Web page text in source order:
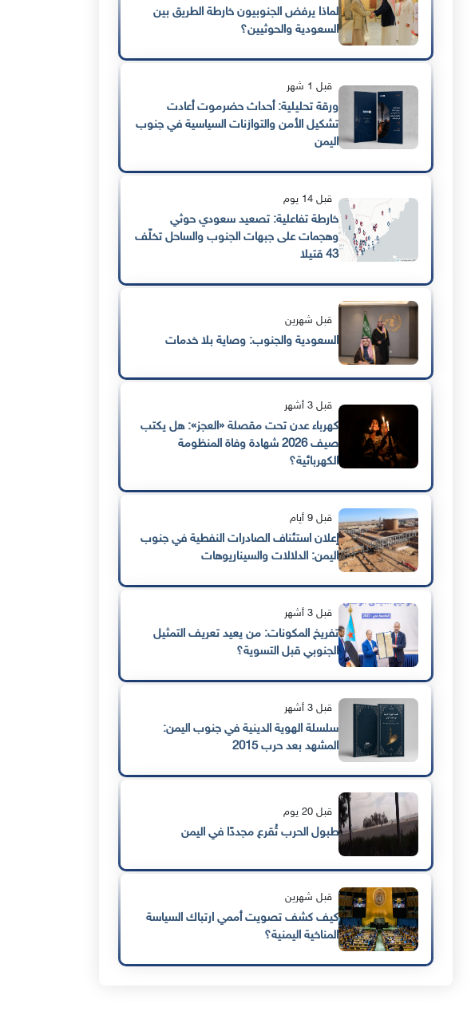
لماذا يرفض الجنوبيون خارطة الطريق بين
السعودية والحوثيين؟
قبل 1 شهر
ورقة تحليلية: أحداث حضرموت أعادت
تشكيل الأمن والتوازنات السياسية في جنوب
اليمن
قبل 14 يوم
خارطة تفاعلية: تصعيد سعودي حوثي
وهجمات على جبهات الجنوب والساحل تخلّف
43 قتيلا
قبل شهرين
السعودية والجنوب: وصاية بلا خدمات
قبل 3 أشهر
كهرباء عدن تحت مقصلة «العجز»: هل يكتب
صيف 2026 شهادة وفاة المنظومة
الكهربائية؟
قبل 9 أيام
إعلان استئناف الصادرات النفطية في جنوب
اليمن: الدلالات والسيناريوهات
قبل 3 أشهر
تفريخ المكونات: من يعيد تعريف التمثيل
الجنوبي قبل التسوية؟
قبل 3 أشهر
سلسلة الهوية الدينية في جنوب اليمن:
المشهد بعد حرب 2015
قبل 20 يوم
طبول الحرب تُقرع مجددًا في اليمن
قبل شهرين
كيف كشف تصويت أممي ارتباك السياسة
المناخية اليمنية؟